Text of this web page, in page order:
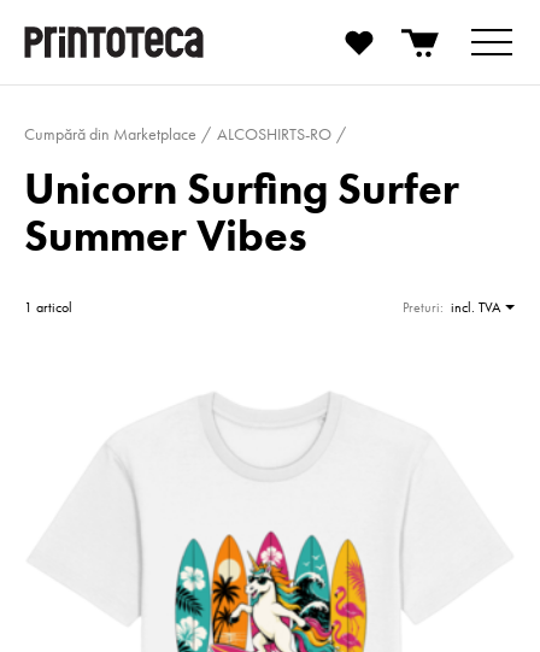
Cumpără din Marketplace ALCOSHIRTS-RO
Unicorn Surfing Surfer
Summer Vibes
1 articol Preturi: incl. TVA